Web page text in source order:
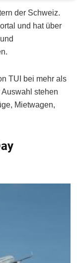
der Schweiz.
und hat über
TUI bei mehr als
stehen
Mietwagen,